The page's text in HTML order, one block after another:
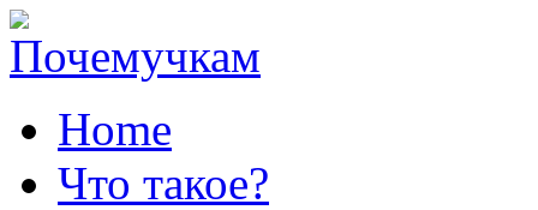
Home
Что такое?